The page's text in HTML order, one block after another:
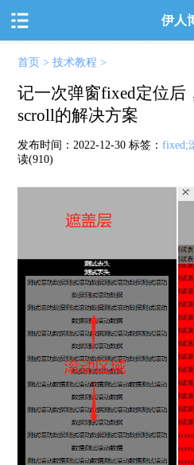
伊人
首页 >技术教程 >
记一次弹窗fixed定位后
scroll的解决方案
发布时间：2022-12-30 标签：fixed;
读(910)